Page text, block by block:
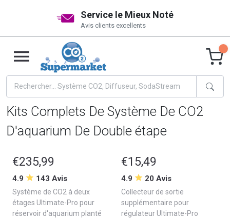
Service le Mieux Noté
Avis clients excellents
Kits Complets De Système De CO2
D'aquarium De Double étape
€235,99
4.9 143 Avis
Système de CO2 à deux
étages Ultimate-Pro pour
réservoir d'aquarium planté
€15,49
4.9 20 Avis
Collecteur de sortie
supplémentaire pour
régulateur Ultimate-Pro